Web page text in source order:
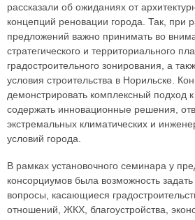
рассказали об ожиданиях от
концепций реновации города. Так, при
предложений важно принимать во
стратегического и территориального
градостроительного зонирования, а
условия строительства в Норильске.
демонстрировать комплексный подход
содержать инновационные решения,
экстремальных климатических и
условий города.
В рамках установочного семинара у
консорциумов была возможность
вопросы, касающиеся
отношений, ЖКХ, благоустройства,